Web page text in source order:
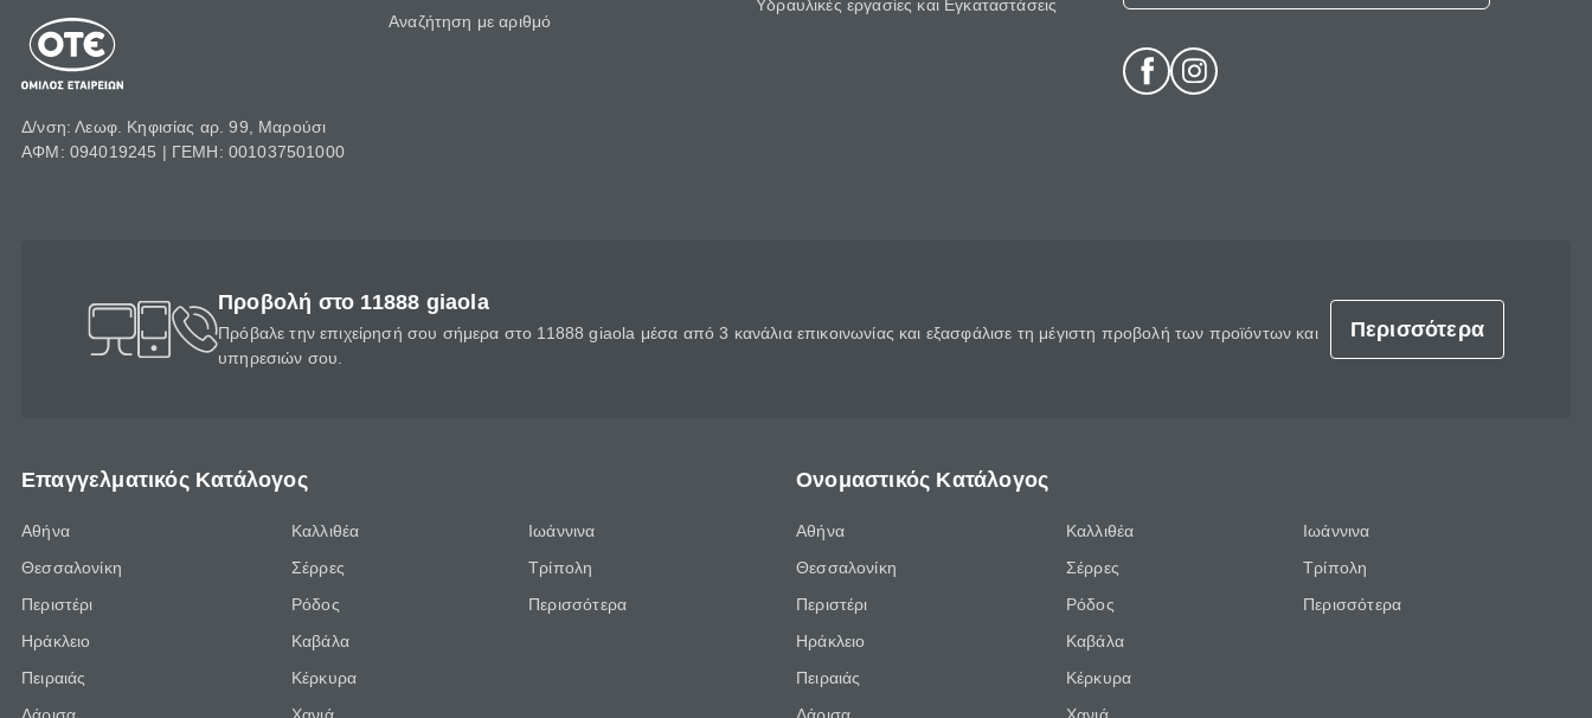
Δ/νση: Λεωφ. Κηφισίας αρ. 99, Μαρούσι
ΑΦΜ: 094019245 | ΓΕΜΗ: 001037501000
Αναζήτηση με αριθμό
Υδραυλικές εργασίες και Εγκαταστάσεις
Προβολή στο 11888 giaola
Πρόβαλε την επιχείρησή σου σήμερα στο 11888 giaola μέσα από 3 κανάλια επικοινωνίας και εξασφάλισε τη μέγιστη προβολή των προϊόντων και
υπηρεσιών σου.
Περισσότερα
Επαγγελματικός Κατάλογος
Αθήνα
Θεσσαλονίκη
Περιστέρι
Ηράκλειο
Πειραιάς
Καλλιθέα
Σέρρες
Ρόδος
Καβάλα
Κέρκυρα
Ιωάννινα
Τρίπολη
Περισσότερα
Ονομαστικός Κατάλογος
Αθήνα
Θεσσαλονίκη
Περιστέρι
Ηράκλειο
Πειραιάς
Καλλιθέα
Σέρρες
Ρόδος
Καβάλα
Κέρκυρα
Ιωάννινα
Τρίπολη
Περισσότερα